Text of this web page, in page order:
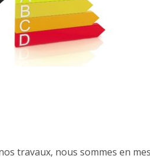
travaux, nous sommes en